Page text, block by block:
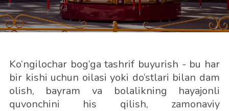
Ko‘ngilochar bog‘ga tashrif buyurish - bu har
bir kishi uchun oilasi yoki do‘stlari bilan dam
olish, bayram va bolalikning hayajonli
quvonchini his qilish, zamonaviy